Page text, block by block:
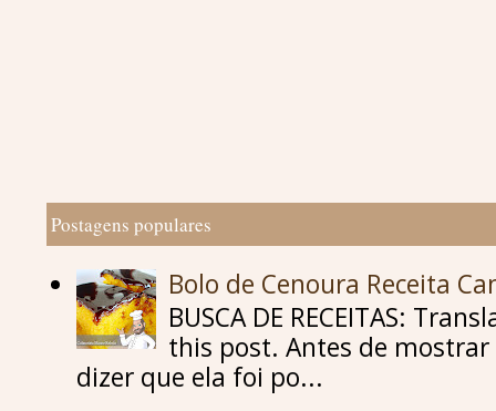
Postagens populares
Bolo de Cenoura Receita
BUSCA DE RECEITAS:
this post. Antes de mostrar
dizer que ela foi po...